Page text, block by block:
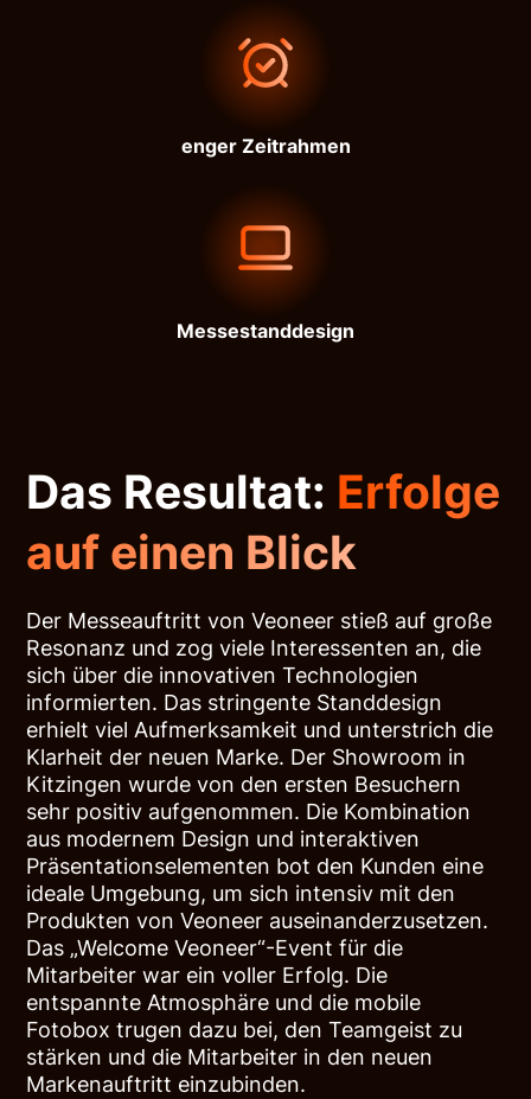
enger Zeitrahmen
Messestanddesign
Das Resultat: Erfolge
auf einen Blick
Der Messeauftritt von Veoneer stieß auf große
Resonanz und zog viele Interessenten an, die
sich über die innovativen Technologien
informierten. Das stringente Standdesign
erhielt viel Aufmerksamkeit und unterstrich die
Klarheit der neuen Marke. Der Showroom in
Kitzingen wurde von den ersten Besuchern
sehr positiv aufgenommen. Die Kombination
aus modernem Design und interaktiven
Präsentationselementen bot den Kunden eine
ideale Umgebung, um sich intensiv mit den
Produkten von Veoneer auseinanderzusetzen.
Das „Welcome Veoneer“-Event für die
Mitarbeiter war ein voller Erfolg. Die
entspannte Atmosphäre und die mobile
Fotobox trugen dazu bei, den Teamgeist zu
stärken und die Mitarbeiter in den neuen
Markenauftritt einzubinden.